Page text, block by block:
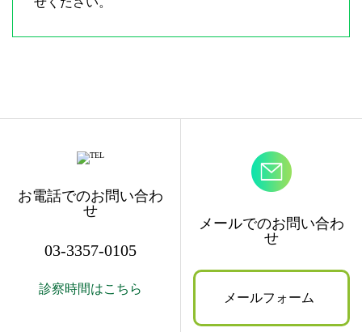
お電話でのお問い合わ
せ
03-3357-0105
診察時間はこちら
メールでのお問い合わ
せ
メールフォーム